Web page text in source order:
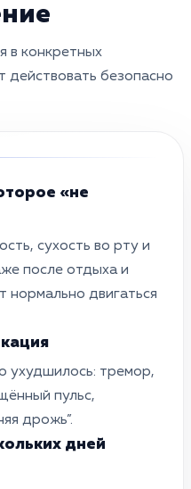
в конкретных
действовать безопасно
«не
сухость во рту и
после отдыха и
нормально двигаться
ухудшилось: тремор,
пульс,
дрожь”.
дней